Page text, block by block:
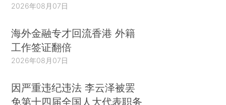
2026年08月07日
海外金融专才回流香港 外籍
工作签证翻倍
2026年08月07日
因严重违纪违法 李云泽被罢
免第十四届全国人大代表职务